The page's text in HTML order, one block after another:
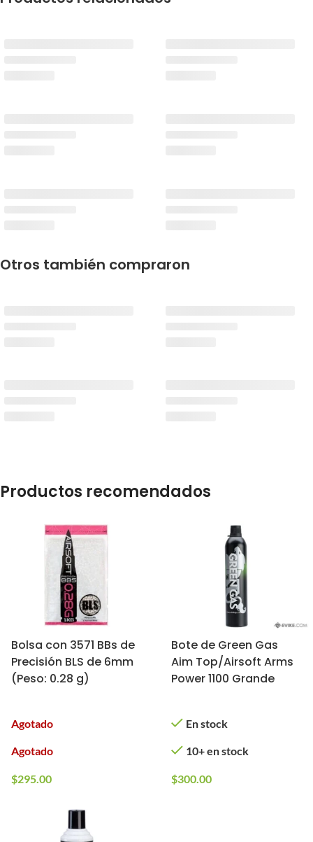
Otros también compraron
Productos recomendados
Bolsa con 3571 BBs de
Precisión BLS de 6mm
(Peso: 0.28 g)
Agotado
Agotado
$295.00
Bote de Green Gas
Aim Top/Airsoft Arms
Power 1100 Grande
En stock
10+ en stock
$300.00